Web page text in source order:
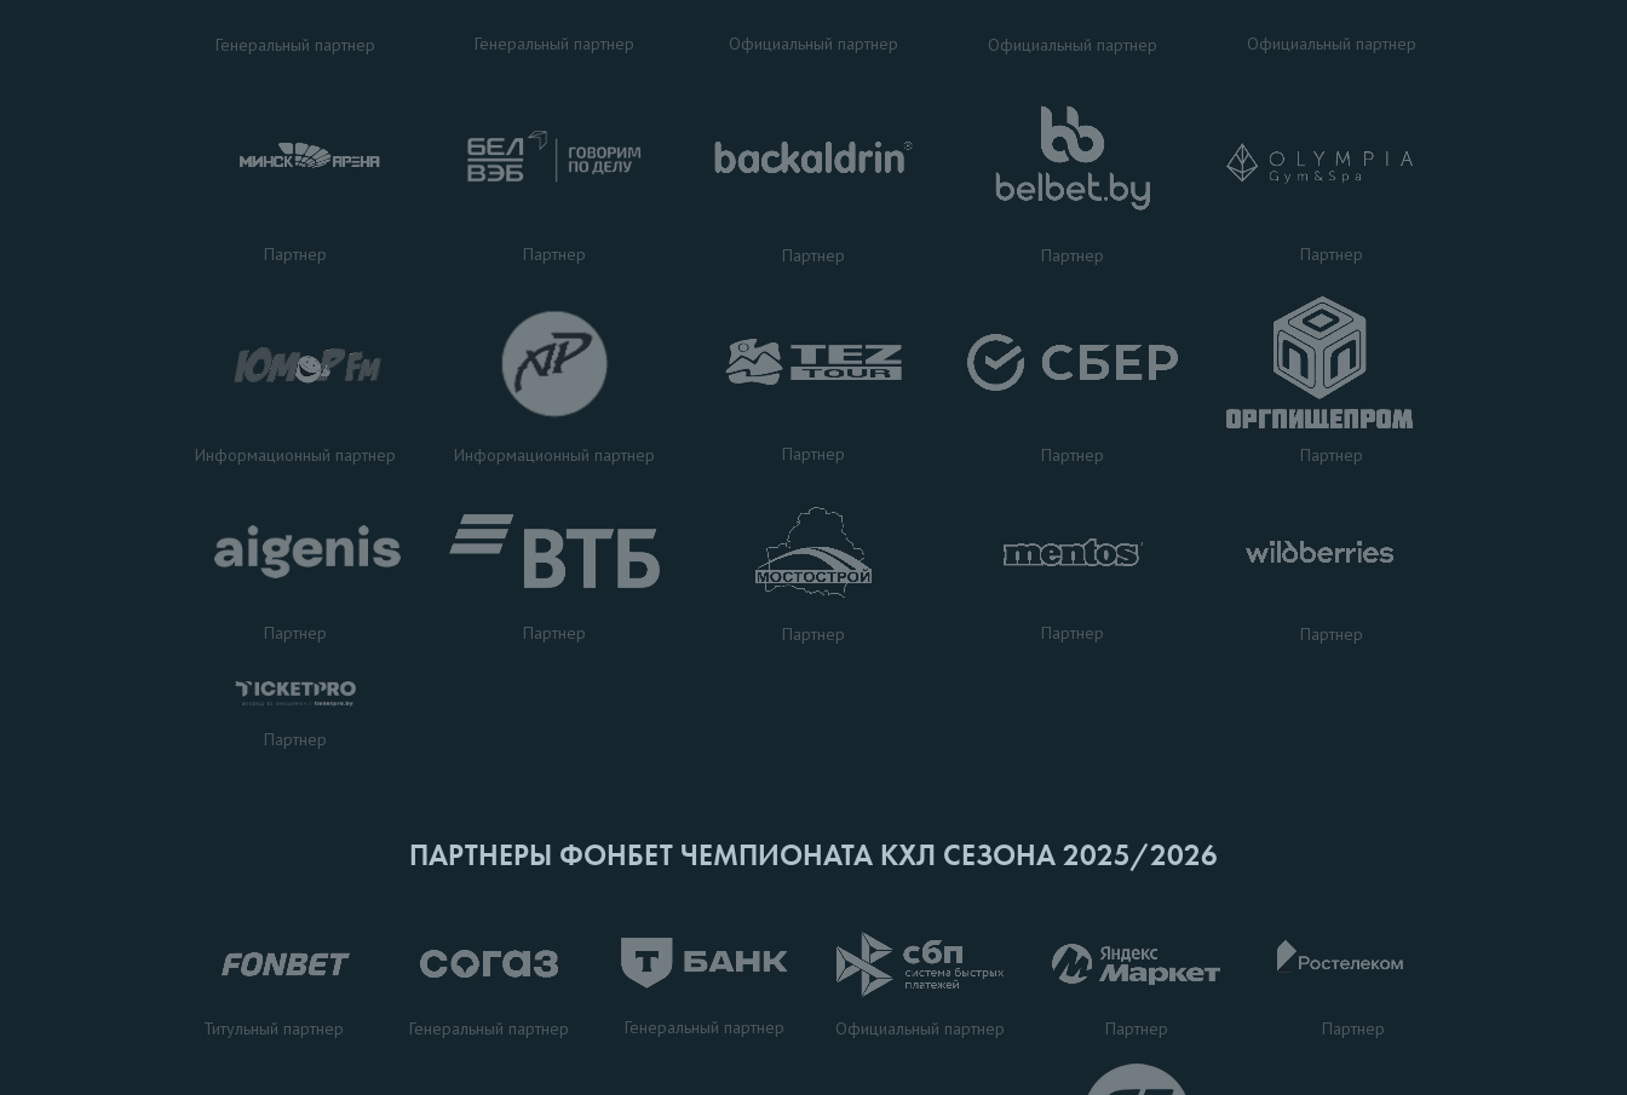
Генеральный партнер Генеральный партнер Официальный партнер Официальный партнер Официальный партнер
Партнер Партнер Партнер Партнер Партнер
Информационный партнер Информационный партнер Партнер Партнер Партнер
Партнер Партнер Партнер Партнер Партнер
Партнер
ПАРТНЕРЫ ФОНБЕТ ЧЕМПИОНАТА КХЛ СЕЗОНА 2025/2026
Титульный партнер Генеральный партнер Генеральный партнер Официальный партнер Партнер Партнер